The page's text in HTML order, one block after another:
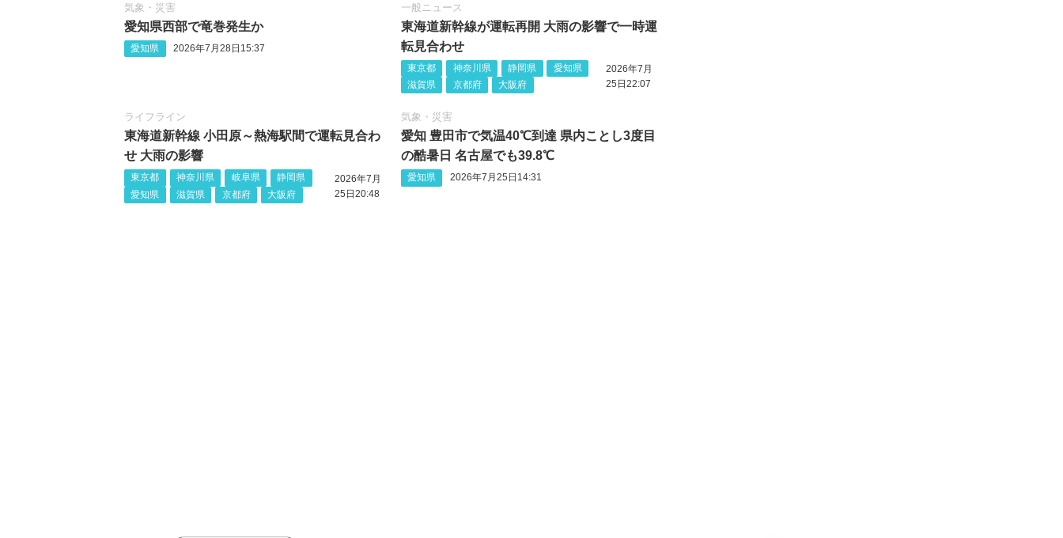
気象・災害
愛知県西部で竜巻発生か
愛知県 2026年7月28日15:37
一般ニュース
東海道新幹線が運転再開 大雨の影響で一時運
転見合わせ
東京都 神奈川県 静岡県
愛知県
滋賀県
京都府 大阪府
2026年7月
25日22:07
ライフライン
東海道新幹線 小田原～熱海駅間で運転見合わ
せ 大雨の影響
東京都 神奈川県 岐阜県
静岡県
愛知県
滋賀県 京都府 大阪府
2026年7月
25日20:48
気象・災害
愛知 豊田市で気温40℃到達 県内ことし3度目
の酷暑日 名古屋でも39.8℃
愛知県 2026年7月25日14:31